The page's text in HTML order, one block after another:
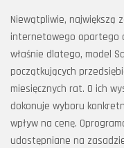
Niewątpliwie, największą
internetowego opartego
właśnie dlatego, model
początkujących
miesięcznych rat. O ich
dokonuje wyboru
wpływ na cenę.
udostępniane na